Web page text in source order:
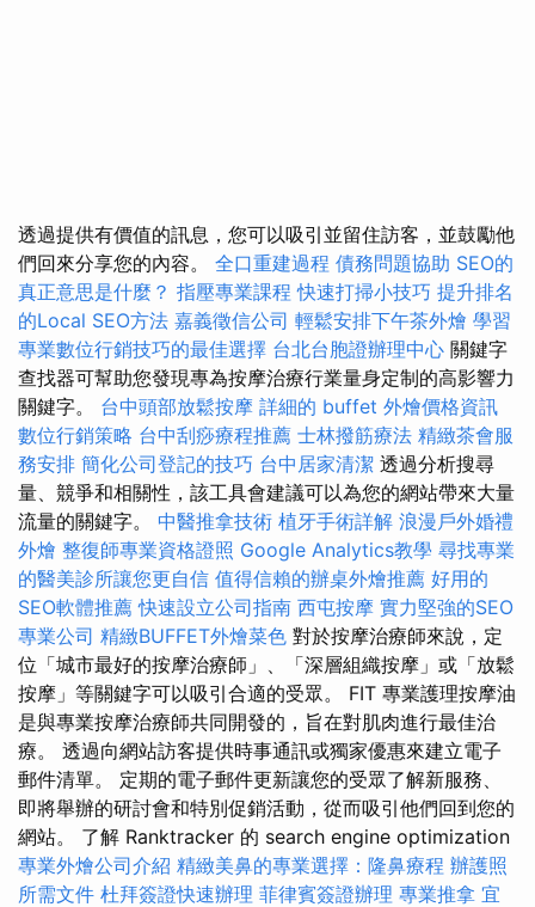
透過提供有價值的訊息，您可以吸引並留住訪客，並鼓勵他
們回來分享您的內容。 全口重建過程 債務問題協助 SEO的
真正意思是什麼？ 指壓專業課程快速打掃小技巧 提升排名
的Local SEO方法 嘉義徵信公司 輕鬆安排下午茶外燴 學習
專業數位行銷技巧的最佳選擇 台北台胞證辦理中心 關鍵字
查找器可幫助您發現專為按摩治療行業量身定制的高影響力
關鍵字。 台中頭部放鬆按摩 詳細的 buffet 外燴價格資訊
數位行銷策略 台中刮痧療程推薦 士林撥筋療法 精緻茶會服
務安排 簡化公司登記的技巧 台中居家清潔 透過分析搜尋
量、競爭和相關性，該工具會建議可以為您的網站帶來大量
流量的關鍵字。 中醫推拿技術 植牙手術詳解 浪漫戶外婚禮
外燴 整復師專業資格證照 Google Analytics教學 尋找專業
的醫美診所讓您更自信 值得信賴的辦桌外燴推薦 好用的
SEO軟體推薦 快速設立公司指南 西屯按摩 實力堅強的SEO
專業公司 精緻BUFFET外燴菜色 對於按摩治療師來說，定
位「城市最好的按摩治療師」、「深層組織按摩」或「放鬆
按摩」等關鍵字可以吸引合適的受眾。 FIT 專業護理按摩油
是與專業按摩治療師共同開發的，旨在對肌肉進行最佳治
療。 透過向網站訪客提供時事通訊或獨家優惠來建立電子
郵件清單。 定期的電子郵件更新讓您的受眾了解新服務、
即將舉辦的研討會和特別促銷活動，從而吸引他們回到您的
網站。 了解 Ranktracker 的 search engine optimization
專業外燴公司介紹 精緻美鼻的專業選擇：隆鼻療程 辦護照
所需文件 杜拜簽證快速辦理 菲律賓簽證辦理 專業推拿 宜